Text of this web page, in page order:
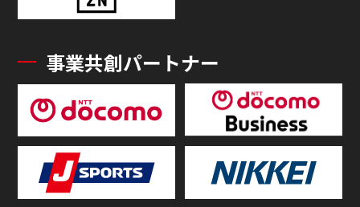
事業共創パートナー